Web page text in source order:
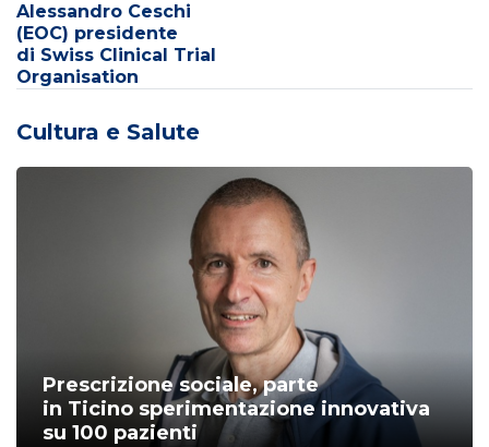
Alessandro Ceschi
(EOC) presidente
di Swiss Clinical Trial
Organisation
Cultura e Salute
Prescrizione sociale, parte
in Ticino sperimentazione innovativa
su 100 pazienti